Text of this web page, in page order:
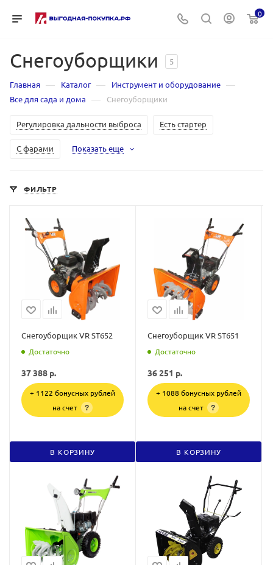
0
Снегоуборщики 5
Главная — Каталог — Инструмент и оборудование —
Все для сада и дома — Снегоуборщики
Регулировка дальности выброса Есть стартер
С фарами Показать еще
ФИЛЬТР
Снегоуборщик VR ST652
Достаточно
37 388 р.
+ 1122 бонусных рублей
на счет
?
В КОРЗИНУ
Снегоуборщик VR ST651
Достаточно
36 251 р.
+ 1088 бонусных рублей
на счет
?
В КОРЗИНУ